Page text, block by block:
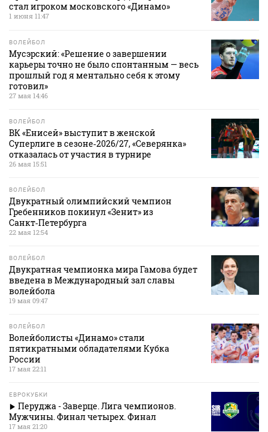
стал игроком московского «Динамо»
1 июня 11:47
ВОЛЕЙБОЛ
Мусэрский: «Решение о завершении
карьеры точно не было спонтанным — весь
прошлый год я ментально себя к этому
готовил»
27 мая 14:46
ВОЛЕЙБОЛ
ВК «Енисей» выступит в женской
Суперлиге в сезоне‑2026/27, «Северянка»
отказалась от участия в турнире
26 мая 15:51
ВОЛЕЙБОЛ
Двукратный олимпийский чемпион
Гребенников покинул «Зенит» из
Санкт‑Петербурга
22 мая 12:54
ВОЛЕЙБОЛ
Двукратная чемпионка мира Гамова будет
введена в Международный зал славы
волейбола
19 мая 09:47
ВОЛЕЙБОЛ
Волейболисты «Динамо» стали
пятикратными обладателями Кубка
России
17 мая 22:11
ЕВРОКУБКИ
Перуджа - Заверце. Лига чемпионов.
Мужчины. Финал четырех. Финал
17 мая 21:20